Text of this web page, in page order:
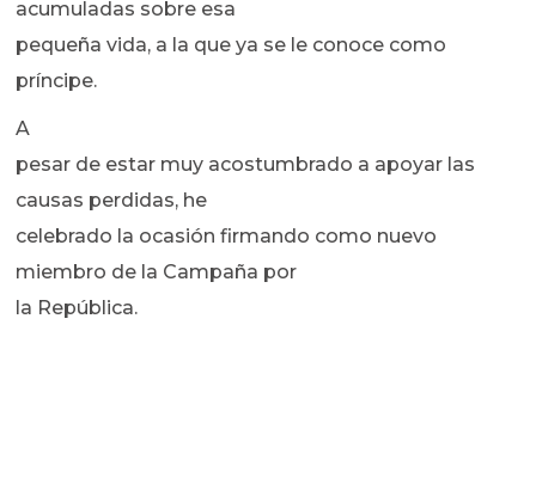
acumuladas sobre esa
pequeña vida, a la que ya se le conoce como
príncipe.
A
pesar de estar muy acostumbrado a apoyar las
causas perdidas, he
celebrado la ocasión firmando como nuevo
miembro de la Campaña por
la República.